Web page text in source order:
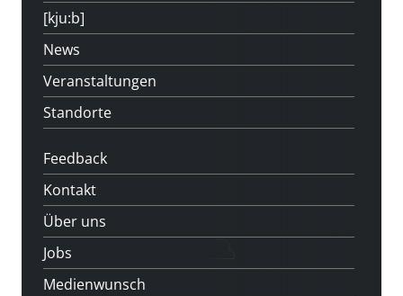
[kju:b]
News
Veranstaltungen
Standorte
Feedback
Kontakt
Über uns
Jobs
Medienwunsch